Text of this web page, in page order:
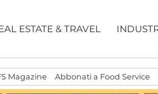
ESTATE & TRAVEL
Magazine Abbonati a Food Service